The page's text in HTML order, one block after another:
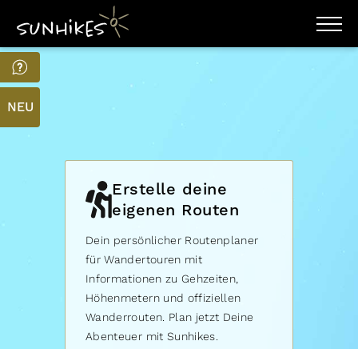
WANDERZIELE
WANDERUNGEN
ENTDECKEN
MAGAZIN
TRAILBOX
NEU
Erstelle deine
eigenen Routen
Dein persönlicher Routenplaner
für Wandertouren mit
Informationen zu Gehzeiten,
Höhenmetern und offiziellen
Wanderrouten. Plan jetzt Deine
Abenteuer mit Sunhikes.